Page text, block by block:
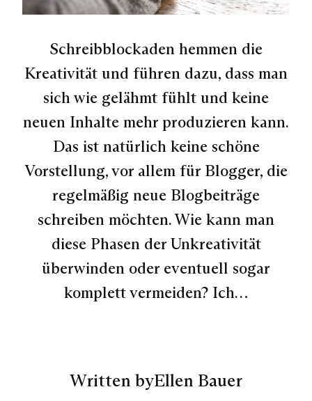
Schreibblockaden hemmen die
Kreativität und führen dazu, dass man
sich wie gelähmt fühlt und keine
neuen Inhalte mehr produzieren kann.
Das ist natürlich keine schöne
Vorstellung, vor allem für Blogger, die
regelmäßig neue Blogbeiträge
schreiben möchten. Wie kann man
diese Phasen der Unkreativität
überwinden oder eventuell sogar
komplett vermeiden? Ich…
Written byEllen Bauer